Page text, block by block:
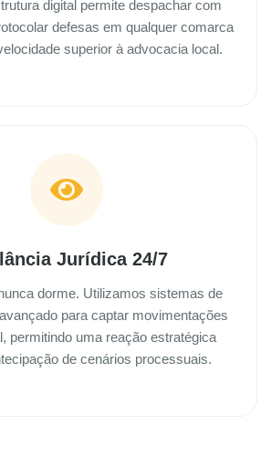
digital permite despachar com
defesas em qualquer comarca
superior à advocacia local.
Jurídica 24/7
dorme. Utilizamos sistemas de
para captar movimentações
permitindo uma reação estratégica
de cenários processuais.